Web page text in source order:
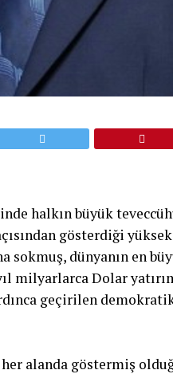
halkın büyük
gösterdiği
sokmuş, dünyanın en
milyarlarca Dolar
geçirilen
alanda göstermiş